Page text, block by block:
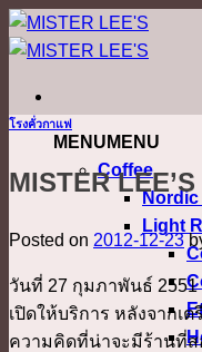
ข้าม
ไป
เนื้อหา
MENU MENU
Coffee
Nordic
Light
โรงคั่วกาแฟ
MISTER
Posted on 2012-12-23
วันที่ 27 กุมภาพันธ์
เปิดให้บริการ หลังจากเ
ความคิดที่น่าจะมีร้านที่ส